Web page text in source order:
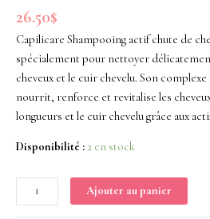
26.50$
Capilicare Shampooing actif chute de
spécialement pour nettoyer
cheveux et le cuir chevelu. Son complexe
nourrit, renforce et revitalise les
longueurs et le cuir chevelu grâce aux
Disponibilité : 2 en stock
Ajouter au panier